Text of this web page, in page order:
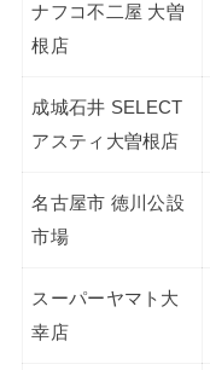
ナフコ不二屋 大曽
根店
成城石井 SELECT
アスティ大曽根店
名古屋市 徳川公設
市場
スーパーヤマト大
幸店